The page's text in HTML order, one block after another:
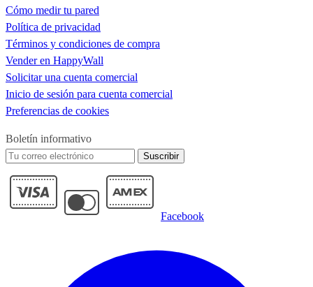
Cómo medir tu pared
Política de privacidad
Términos y condiciones de compra
Vender en HappyWall
Solicitar una cuenta comercial
Inicio de sesión para cuenta comercial
Preferencias de cookies
Boletín informativo
Suscribir
Facebook